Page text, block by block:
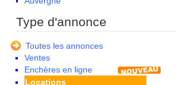
Bourgogne
Centre
Champagne Ardenne
Corse
Type d'annonce
Toutes les annonces
Ventes
Enchères en ligne
Locations